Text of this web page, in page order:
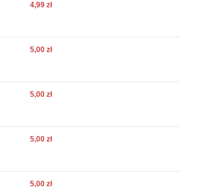
4,99 zł
5,00 zł
5,00 zł
5,00 zł
5,00 zł